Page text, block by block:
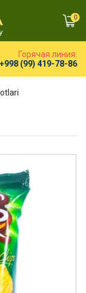
0
Горячая линия:
+998 (99) 419-78-86